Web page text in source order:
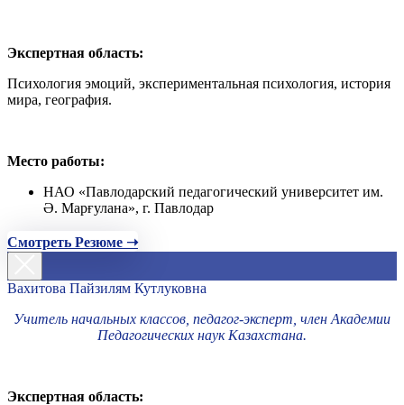
Экспертная область:
Психология эмоций, экспериментальная психология, история
мира, география.
Место работы:
НАО «Павлодарский педагогический университет им.
Ә. Марғулана», г. Павлодар
Смотреть Резюме ➝
Вахитова Пайзилям Кутлуковна
Учитель начальных классов, педагог-эксперт, член Академии
Педагогических наук Казахстана.
Экспертная область: